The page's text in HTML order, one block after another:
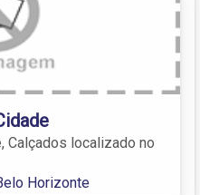
Calçados localizado no
Horizonte